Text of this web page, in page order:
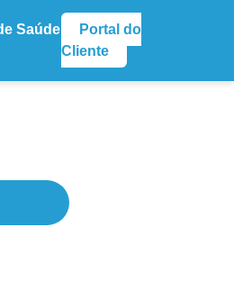
Saúde
Portal do
Cliente